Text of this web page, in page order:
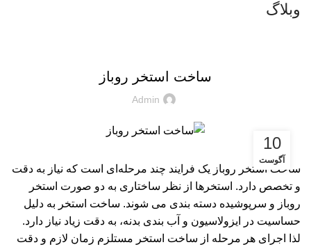
وبلاگ
ساخت استخر روباز
Admin
10
آگوست
ساخت استخر روباز یک فرایند چند مرحله‌ای است که نیاز به دقت
و تخصص دارد. استخرها از نظر ساختاری به دو صورت استخر
روباز و سرپوشیده دسته بندی می شوند. ساخت استخر به دلیل
حساسیت در ایزولاسیون و آب بندی بدنه، به دقت زیاد نیاز دارد.
لذا اجرای هر مرحله از ساخت استخر مستلزم زمان لازم و دقت